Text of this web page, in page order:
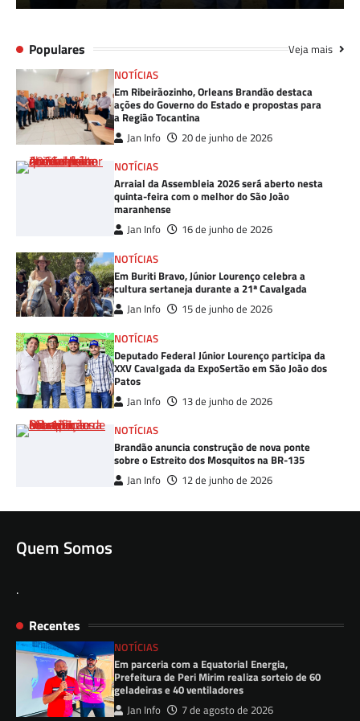
Populares Veja mais
NOTÍCIAS
Em Ribeirãozinho, Orleans Brandão destaca
ações do Governo do Estado e propostas para
a Região Tocantina
Jan Info
20 de junho de 2026
NOTÍCIAS
Arraial da Assembleia 2026 será aberto nesta
quinta-feira com o melhor do São João
maranhense
Jan Info
16 de junho de 2026
NOTÍCIAS
Em Buriti Bravo, Júnior Lourenço celebra a
cultura sertaneja durante a 21ª Cavalgada
Jan Info
15 de junho de 2026
NOTÍCIAS
Deputado Federal Júnior Lourenço participa da
XXV Cavalgada da ExpoSertão em São João dos
Patos
Jan Info
13 de junho de 2026
NOTÍCIAS
Brandão anuncia construção de nova ponte
sobre o Estreito dos Mosquitos na BR-135
Jan Info 12 de junho de 2026
Quem Somos
.
Recentes
NOTÍCIAS
Em parceria com a Equatorial Energia,
Prefeitura de Peri Mirim realiza sorteio de 60
geladeiras e 40 ventiladores
Jan Info 7 de agosto de 2026